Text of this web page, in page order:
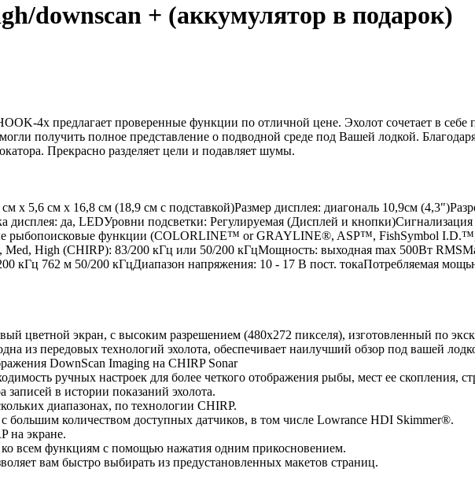
downscan + (аккумулятор в подарок)
4x предлагает проверенные функции по отличной цене. Эхолот сочетает в себе
получить полное представление о подводной среде под Вашей лодкой.
Прекрасно разделяет цели и подавляет шумы.
х 5,6 см х 16,8 см (18,9 см с подставкой)Размер дисплея: диагональ 10,9см
дисплея: да, LEDУровни подсветки: Регулируемая (Дисплей и
рыбопоисковые функции (COLORLINE™ or GRAYLINE®, ASP™, FishSymbol
High (CHIRP): 83/200 кГц или 50/200 кГцМощность: выходная max 500Вт
кГц 762 м 50/200 кГцДиапазон напряжения: 10 - 17 В пост. токаПотребляемая
цветной экран, с высоким разрешением (480х272 пикселя), изготовленный по
из передовых технологий эхолота, обеспечивает наилучший обзор под вашей
DownScan Imaging на CHIRP Sonar
ручных настроек для более четкого отображения рыбы, мест ее скопления,
в истории показаний эхолота.
диапазонах, по технологии CHIRP.
с большим количеством доступных датчиков, в том числе Lowrance HDI Skimmer®.
на экране.
всем функциям с помощью нажатия одним прикосновением.
вам быстро выбирать из предустановленных макетов страниц.